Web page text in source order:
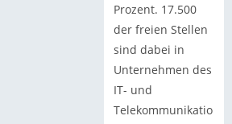
Prozent. 17.500
der freien Stellen
sind dabei in
Unternehmen des
IT- und
Telekommunikatio